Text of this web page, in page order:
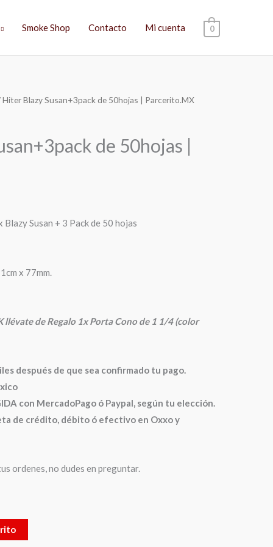
Smoke Shop Contacto Mi cuenta 0
Blazy Susan+3pack de 50hojas | Parcerito.MX
de 50hojas |
Susan + 3 Pack de 50 hojas
x 77mm.
llévate de Regalo 1x Porta Cono de 1 1/4 (color
después de que sea confirmado tu pago.
con MercadoPago ó Paypal, según tu elección.
de crédito, débito ó efectivo en Oxxo y
ordenes, no dudes en preguntar.